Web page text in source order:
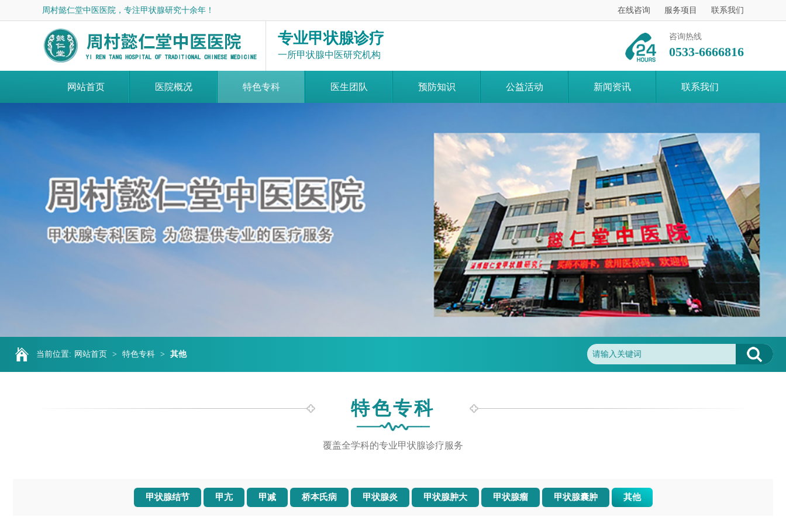
周村懿仁堂中医医院，专注甲状腺研究十余年！ 在线咨询 服务项目 联系我们
专业甲状腺诊疗
一所甲状腺中医研究机构
咨询热线
0533-6666816
网站首页 医院概况 特色专科 医生团队 预防知识 公益活动 新闻资讯 联系我们
当前位置: 网站首页 > 特色专科 > 其他
特色专科
覆盖全学科的专业甲状腺诊疗服务
甲状腺结节 甲亢 甲减 桥本氏病 甲状腺炎 甲状腺肿大 甲状腺瘤 甲状腺囊肿 其他